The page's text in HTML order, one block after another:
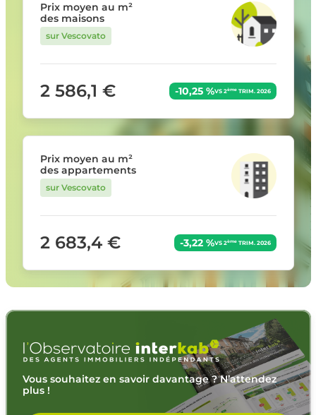
Prix moyen au m²
des maisons
sur Vescovato
2 586,1 € -10,25 %VS 2èmeTRIM. 2026
Prix moyen au m²
des appartements
sur Vescovato
2 683,4 € -3,22 %VS 2èmeTRIM. 2026
Vous souhaitez en savoir davantage ? N’attendez
plus !